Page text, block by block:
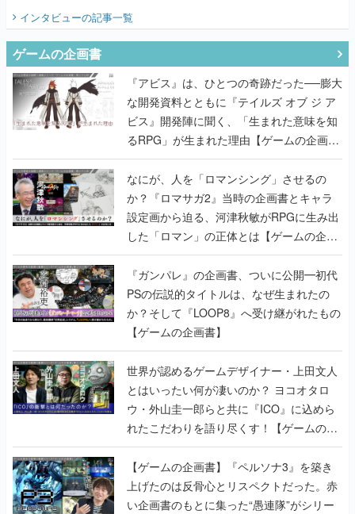
てみた
インタビューの記事一覧
ゲームの企画書
『アビス』は、ひとつの奇跡だった──膨大
な開発資料とともに『テイルズ オブ ジ ア
ビス』開発陣に聞く、「生まれた意味を知
るRPG」が生まれた理由【ゲームの企画
書】
なにが、人を「ロマンシング」させるの
か？『ロマサガ2』当時の企画書とキャラ
設定画から迫る、河津秋敏がRPGに生み出
した「ロマン」の正体とは【ゲームの企画
書】
『ガンパレ』の企画書、ついに公開━初代
PSの伝説的タイトルは、なぜ生まれたの
か？そして『LOOP8』へ受け継がれたもの
【ゲームの企画書】
世界が認めるゲームデザイナー・上田文人
とはいったい何が凄いのか？ ヨコオタロ
ウ・外山圭一郎らと共に『ICO』に込めら
れたこだわりを語り尽くす！【ゲームの企
画書】
【ゲームの企画書】『ペルソナ3』を築き
上げたのは反骨心とリスペクトだった。赤
い企画書のもとに集った“愚連隊”がシリー